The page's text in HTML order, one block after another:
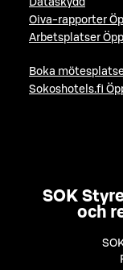
Dataskydd
Oiva-rapporter
Arbetsplatser
Boka
Sokoshotels.fi
SOK
och